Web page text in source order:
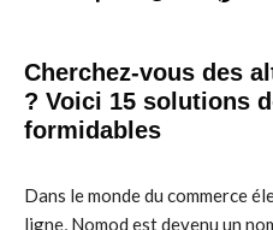
Cherchez-vous des
? Voici 15 solutions
formidables
Dans le monde du commerce
ligne, Nomod est devenu un